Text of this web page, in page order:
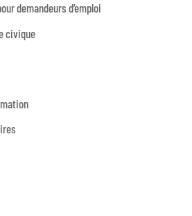
demandeurs d’emploi
civique